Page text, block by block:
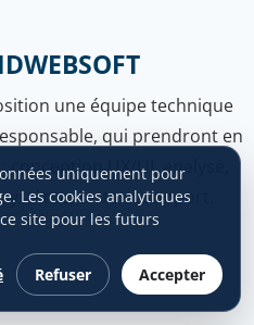
une équipe technique
qui prendront en
UX/UI, analyse,
tests et support.
uniquement pour
Les cookies analytiques
site pour les futurs
Refuser Accepter